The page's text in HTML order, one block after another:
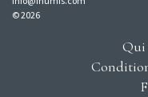
© 2026
Qui